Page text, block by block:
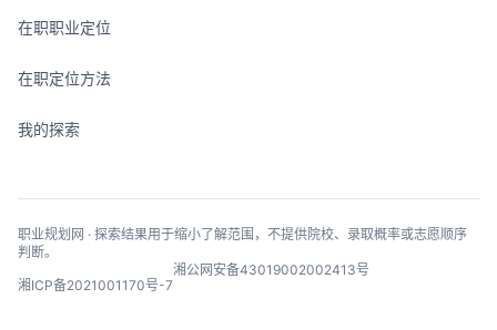
在职职业定位
在职定位方法
我的探索
职业规划网 · 探索结果用于缩小了解范围，不提供院校、录取概率或志愿顺序
判断。
湘ICP备2021001170号-7
湘公网安备43019002002413号